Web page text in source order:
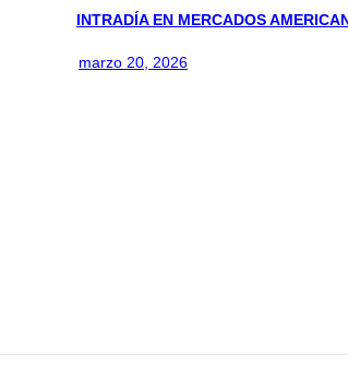
INTRADÍA EN MERCADOS
marzo 20, 2026